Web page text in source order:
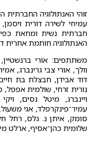
זוהי האנתולוגיה
עמיחי לשירה דורית
חברתית נשית ומחאת
האנתולוגיה חותמת אחרית
משתתפים: אוֹרי
וולך, אורי צבי גרינברג,
דוד אבידן, חבצלת בת
נורית זרחי, שולמית אפפל,
ויינברג, מיטל נסים,
עמיר־פינקרפלד, אגי
סומק, איתן נ. גלס, רחל
שלומית כהן־אסיף, ארלט